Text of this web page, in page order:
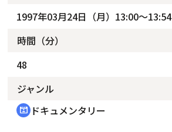
1997年03月24日（月）13:00～13:54
時間（分）
48
ジャンル
cinematic_blur ドキュメンタリー